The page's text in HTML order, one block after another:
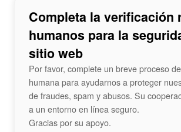
Completa la verificación
humanos para la
sitio web
Por favor, complete un breve proceso
humana para ayudarnos a proteger
de fraudes, spam y abusos. Su
a un entorno en línea seguro.
Gracias por su apoyo.